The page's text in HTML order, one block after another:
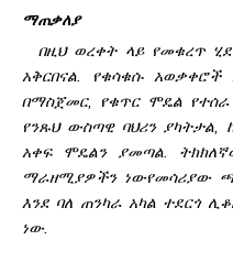
ማጠቃለያ
በዚህ ወረቀት ላይ የመቁረጥ
አቅርበናል. የቁሳቁሱ
በማስጀመር, የቁጥር ሞዴል
የንጹህ ውስጣዊ ባህሪን
አቀፍ ሞዴልን ያመጣል.
ማራዘሚያዎችን ነውየመሳሪያው
እንደ ባለ ጠንካራ አካል ተደርጎ
ነው.